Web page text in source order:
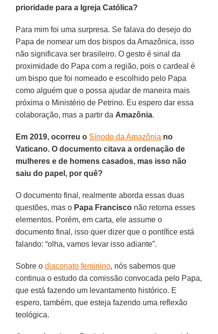
prioridade para a Igreja Católica?
Para mim foi uma surpresa. Se falava do desejo do
Papa de nomear um dos bispos da Amazônica, isso
não significava ser brasileiro. O gesto é sinal da
proximidade do Papa com a região, pois o cardeal é
um bispo que foi nomeado e escolhido pelo Papa
como alguém que o possa ajudar de maneira mais
próxima o Ministério de Petrino. Eu espero dar essa
colaboração, mas a partir da Amazônia.
Em 2019, ocorreu o Sínodo da Amazônia no
Vaticano. O documento citava a ordenação de
mulheres e de homens casados, mas isso não
saiu do papel, por quê?
O documento final, realmente aborda essas duas
questões, mas o Papa Francisco não retoma esses
elementos. Porém, em carta, ele assume o
documento final, isso quer dizer que o pontífice está
falando: “olha, vamos levar isso adiante”.
Sobre odiaconato feminino, nós sabemos que
continua o estudo da comissão convocada pelo Papa,
que está fazendo um levantamento histórico. E
espero, também, que esteja fazendo uma reflexão
teológica.